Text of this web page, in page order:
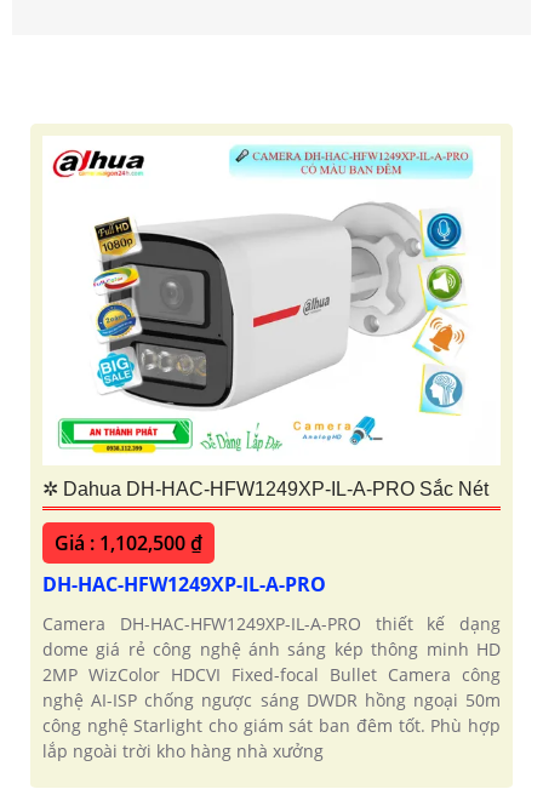
✲ Dahua DH-HAC-HFW1249XP-IL-A-PRO Sắc Nét
Giá : 1,102,500 ₫
DH-HAC-HFW1249XP-IL-A-PRO
Camera DH-HAC-HFW1249XP-IL-A-PRO thiết kế dạng
dome giá rẻ công nghệ ánh sáng kép thông minh HD
2MP WizColor HDCVI Fixed-focal Bullet Camera công
nghệ AI-ISP chống ngược sáng DWDR hồng ngoại 50m
công nghệ Starlight cho giám sát ban đêm tốt. Phù hợp
lắp ngoài trời kho hàng nhà xưởng